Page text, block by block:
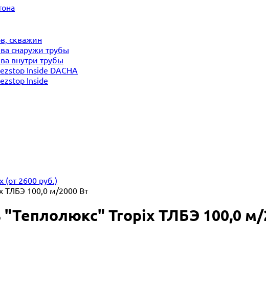
скважин
снаружи трубы
внутри трубы
Inside DACHA
Inside
(от 2600 руб.)
ТЛБЭ 100,0 м/2000 Вт
Tropix ТЛБЭ 100,0 м/